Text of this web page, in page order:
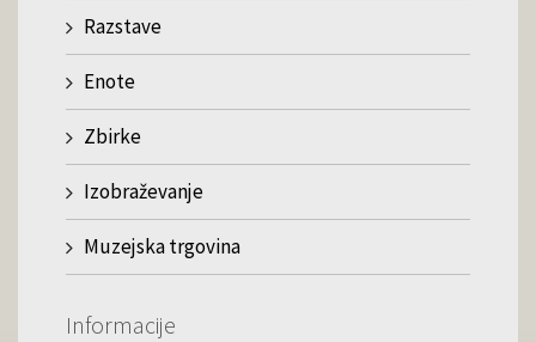
Razstave
Enote
Zbirke
Izobraževanje
Muzejska trgovina
Informacije